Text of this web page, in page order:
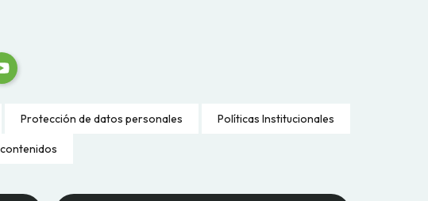
Protección de datos personales Políticas Institucionales